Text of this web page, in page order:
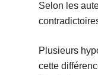
Selon les
Plusieurs
cette